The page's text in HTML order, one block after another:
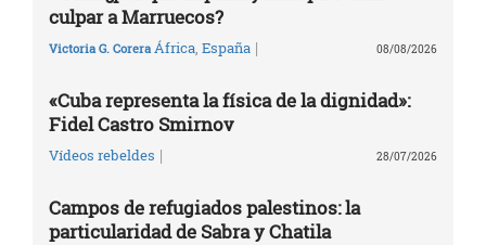
culpar a Marruecos?
Victoria G. Corera África, España | 08/08/2026
«Cuba representa la física de la dignidad»:
Fidel Castro Smirnov
Vídeos rebeldes | 28/07/2026
Campos de refugiados palestinos: la
particularidad de Sabra y Chatila